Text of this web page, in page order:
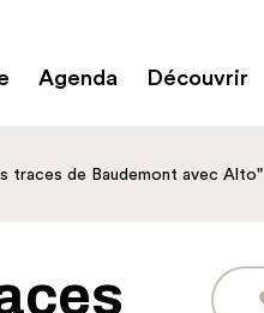
Agenda Découvrir
traces de Baudemont avec Alto"